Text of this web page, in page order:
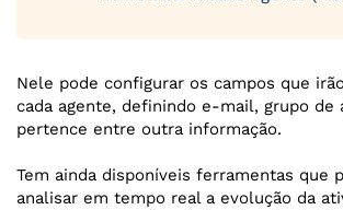
Nele pode configurar os campos que
cada agente, definindo e-mail, grupo de
pertence entre outra informação.
Tem ainda disponíveis ferramentas que
analisar em tempo real a evolução da